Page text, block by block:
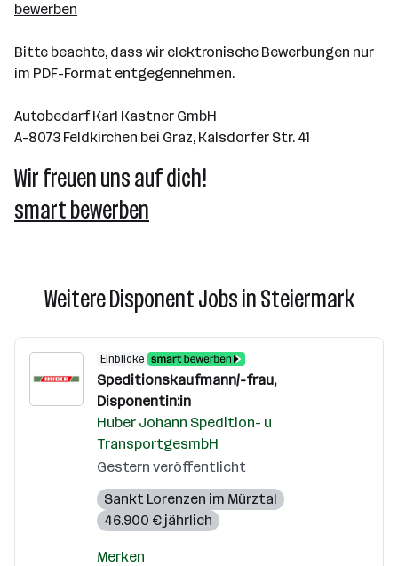
bewerben
Bitte beachte, dass wir elektronische Bewerbungen nur
im PDF-Format entgegennehmen.
Autobedarf Karl Kastner GmbH
A-8073 Feldkirchen bei Graz, Kalsdorfer Str. 41
Wir freuen uns auf dich!
smart bewerben
Weitere Disponent Jobs in Steiermark
Einblicke
Speditionskaufmann/-frau,
Disponentin:in
Huber Johann Spedition- u
TransportgesmbH
Gestern veröffentlicht
Sankt Lorenzen im Mürztal
46.900 € jährlich
Merken